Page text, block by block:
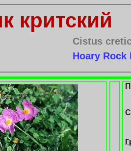
критский
Cistus
Hoary Rock